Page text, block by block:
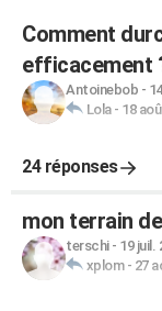
Comment
efficacement
Antoinebob -
Lola- 18
24 réponses
mon terrain
terschi- 19 juil.
xplom- 27